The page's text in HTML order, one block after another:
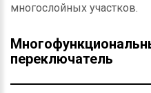
многослойных участков.
переключатель